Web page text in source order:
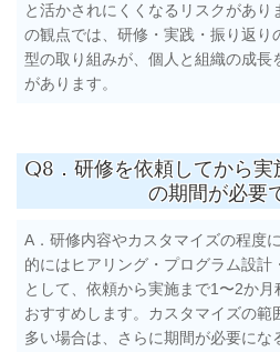
と活かされにくくなるリスクがあ
の観点では、研修・実践・振り返り
型の取り組みが、個人と組織の成長
があります。
Q8．研修を依頼してから
の期間が必要
A．研修内容やカスタマイズの程度
的にはヒアリング・プログラム設計
として、依頼から実施まで1〜2か
おすすめします。カスタマイズの範
多い場合は、さらに期間が必要にな